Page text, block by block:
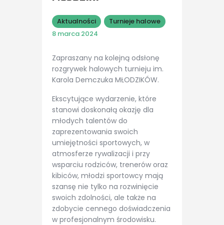
Aktualności
Turnieje halowe
8 marca 2024
Zapraszany na kolejną odsłonę
rozgrywek halowych turnieju im.
Karola Demczuka MŁODZIKÓW.
Ekscytujące wydarzenie, które
stanowi doskonałą okazję dla
młodych talentów do
zaprezentowania swoich
umiejętności sportowych, w
atmosferze rywalizacji i przy
wsparciu rodziców, trenerów oraz
kibiców, młodzi sportowcy mają
szansę nie tylko na rozwinięcie
swoich zdolności, ale także na
zdobycie cennego doświadczenia
w profesjonalnym środowisku.